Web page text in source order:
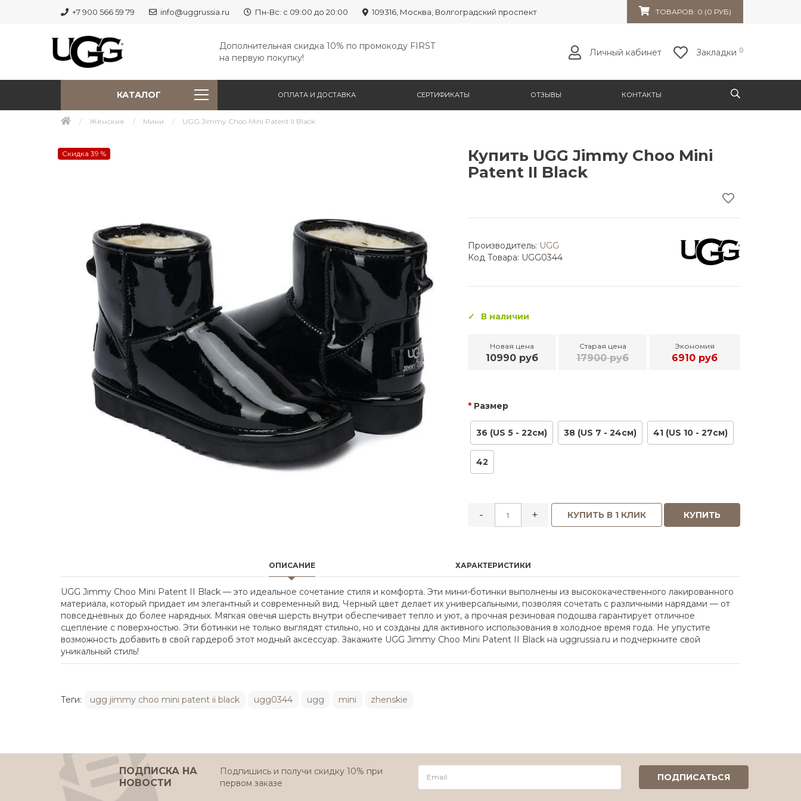
+7 900 566 59 79 info@uggrussia.ru Пн-Вс: с 09:00 до 20:00 109316, Москва, Волгоградский проспект 32к10 ТОВАРОВ: 0 (0 РУБ)
Дополнительная скидка 10% по промокоду FIRST
на первую покупку!
Личный кабинет Закладки 0
КАТАЛОГ ОПЛАТА И ДОСТАВКА СЕРТИФИКАТЫ ОТЗЫВЫ КОНТАКТЫ
Женские Мини UGG Jimmy Choo Mini Patent II Black
Скидка 39 %
Купить UGG Jimmy Choo Mini
Patent II Black
Производитель: UGG
Код Товара: UGG0344
В наличии
Новая цена
10990 руб
Старая цена
17900 руб
Экономия
6910 руб
Размер
36 (US 5 - 22см) 38 (US 7 - 24см) 41 (US 10 - 27см)
42
- + КУПИТЬ В 1 КЛИК КУПИТЬ
ОПИСАНИЕ ХАРАКТЕРИСТИКИ
UGG Jimmy Choo Mini Patent II Black — это идеальное сочетание стиля и комфорта. Эти мини-ботинки выполнены из высококачественного лакированного
материала, который придает им элегантный и современный вид. Черный цвет делает их универсальными, позволяя сочетать с различными нарядами — от
повседневных до более нарядных. Мягкая овечья шерсть внутри обеспечивает тепло и уют, а прочная резиновая подошва гарантирует отличное
сцепление с поверхностью. Эти ботинки не только выглядят стильно, но и созданы для активного использования в холодное время года. Не упустите
возможность добавить в свой гардероб этот модный аксессуар. Закажите UGG Jimmy Choo Mini Patent II Black на uggrussia.ru и подчеркните свой
уникальный стиль!
Теги: ugg jimmy choo mini patent ii black ugg0344 ugg mini zhenskie
ПОДПИСКА НА
НОВОСТИ
Подпишись и получи скидку 10% при
первом заказе